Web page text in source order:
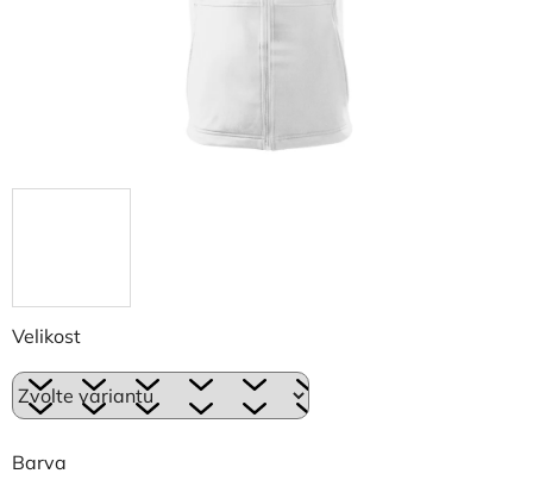
Velikost
Barva